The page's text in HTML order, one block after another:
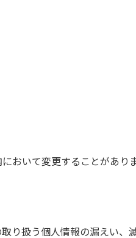
おいて変更することがありま
り扱う個人情報の漏えい、